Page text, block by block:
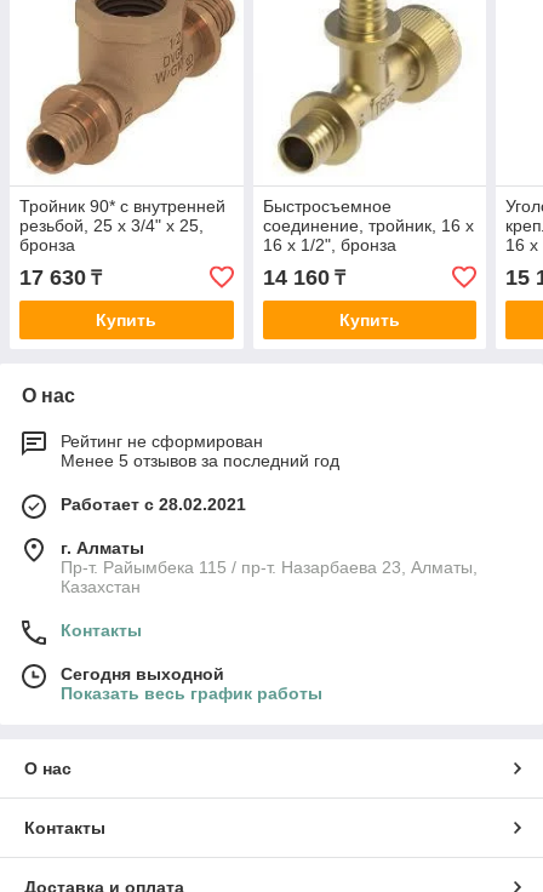
Тройник 90* с внутренней
резьбой, 25 х 3/4" х 25,
бронза
17 630 ₸
Купить
Быстросъемное
соединение, тройник, 16 х
16 х 1/2", бронза
14 160₸
Купить
16
15
О нас
Рейтинг не сформирован
Менее 5 отзывов за последний год
Работает с 28.02.2021
г. Алматы
Пр-т. Райымбека 115 / пр-т. Назарбаева 23, Алматы,
Казахстан
Контакты
Сегодня выходной
Показать весь график работы
О нас
Контакты
Доставка и оплата